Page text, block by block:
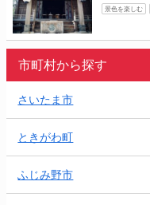
景色を楽しむ
市町村から探す
さいたま市
ときがわ町
ふじみ野市